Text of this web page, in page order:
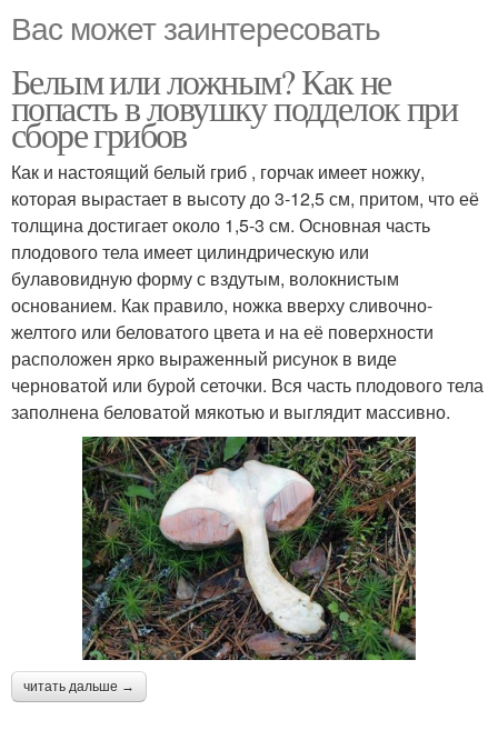
Вас может заинтересовать
Белым или ложным? Как не
попасть в ловушку подделок при
сборе грибов
Как и настоящий белый гриб , горчак имеет ножку,
которая вырастает в высоту до 3-12,5 см, притом, что её
толщина достигает около 1,5-3 см. Основная часть
плодового тела имеет цилиндрическую или
булавовидную форму с вздутым, волокнистым
основанием. Как правило, ножка вверху сливочно-
желтого или беловатого цвета и на её поверхности
расположен ярко выраженный рисунок в виде
черноватой или бурой сеточки. Вся часть плодового тела
заполнена беловатой мякотью и выглядит массивно.
читать дальше →